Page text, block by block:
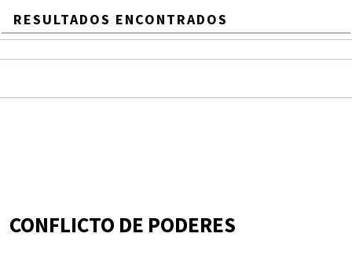
RESULTADOS ENCONTRADOS
CONFLICTO DE PODERES